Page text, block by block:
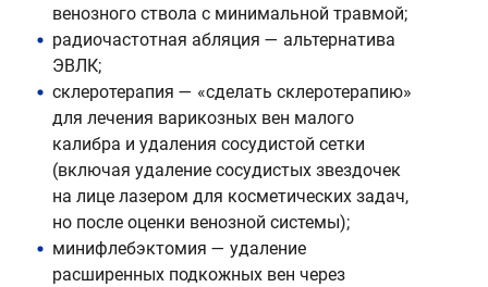
венозного ствола с минимальной травмой;
радиочастотная абляция — альтернатива
ЭВЛК;
склеротерапия — «сделать склеротерапию»
для лечения варикозных вен малого
калибра и удаления сосудистой сетки
(включая удаление сосудистых звездочек
на лице лазером для косметических задач,
но после оценки венозной системы);
минифлебэктомия — удаление
расширенных подкожных вен через